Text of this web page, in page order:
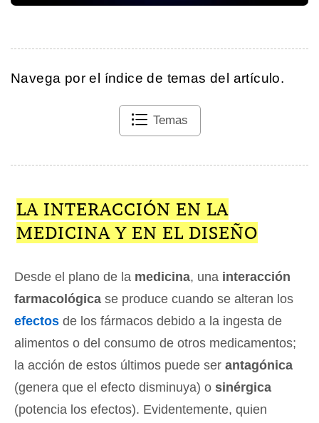
Navega por el índice de temas del artículo.
Temas
LA INTERACCIÓN EN LA
MEDICINA Y EN EL DISEÑO
Desde el plano de la medicina, una interacción
farmacológica se produce cuando se alteran los
efectos de los fármacos debido a la ingesta de
alimentos o del consumo de otros medicamentos;
la acción de estos últimos puede ser antagónica
(genera que el efecto disminuya) o sinérgica
(potencia los efectos). Evidentemente, quien